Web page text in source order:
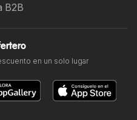
B2B
en un solo lugar